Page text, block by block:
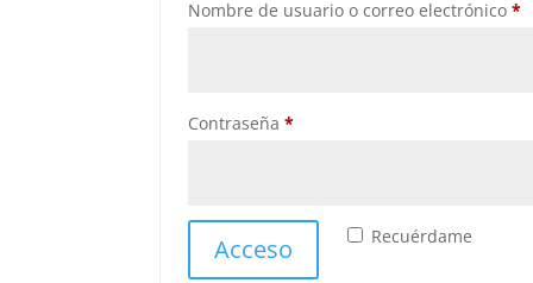
Nombre de usuario o correo electrónico*
Contraseña*Obligatorio
Recuérdame
Acceso